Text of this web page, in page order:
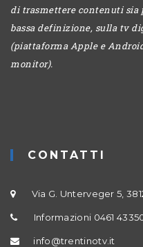
di trasmettere contenuti sia
bassa definizione, sulla tv
(piattaforma Apple e
monitor).
CONTATTI
Via G. Unterveger 5,
Informazioni 0461
info@trentinotv.it